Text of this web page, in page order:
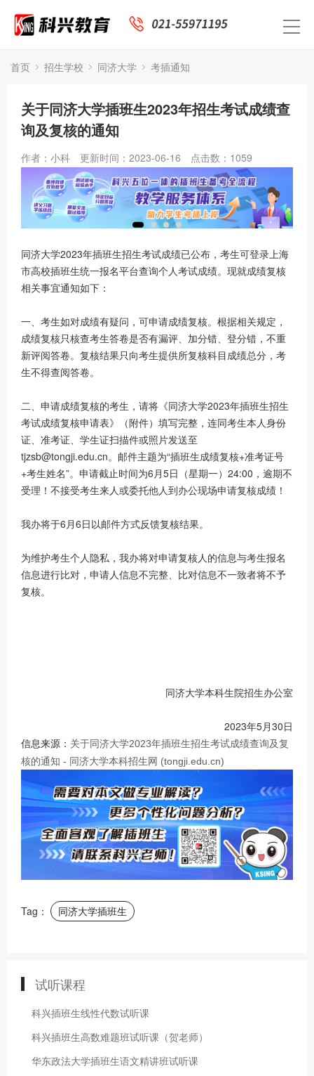
首页 招生学校 同济大学 考插通知
关于同济大学插班生2023年招生考试成绩查
询及复核的通知
作者：小科 更新时间：2023-06-16 点击数： 1059
同济大学2023年插班生招生考试成绩已公布，考生可登录上海
市高校插班生统一报名平台查询个人考试成绩。现就成绩复核
相关事宜通知如下：
一、考生如对成绩有疑问，可申请成绩复核。根据相关规定，
成绩复核只核查考生答卷是否有漏评、加分错、登分错，不重
新评阅答卷。复核结果只向考生提供所复核科目成绩总分，考
生不得查阅答卷。
二、申请成绩复核的考生，请将《同济大学2023年插班生招生
考试成绩复核申请表》（附件）填写完整，连同考生本人身份
证、准考证、学生证扫描件或照片发送至
tjzsb@tongji.edu.cn。邮件主题为“插班生成绩复核+准考证号
+考生姓名”。申请截止时间为6月5日（星期一）24:00，逾期不
受理！不接受考生来人或委托他人到办公现场申请复核成绩！
我办将于6月6日以邮件方式反馈复核结果。
为维护考生个人隐私，我办将对申请复核人的信息与考生报名
信息进行比对，申请人信息不完整、比对信息不一致者将不予
复核。
同济大学本科生院招生办公室
2023年5月30日
信息来源： 关于同济大学2023年插班生招生考试成绩查询及复
核的通知 - 同济大学本科招生网 (tongji.edu.cn)
Tag： 同济大学插班生
试听课程
科兴插班生线性代数试听课
科兴插班生高数难题班试听课（贺老师）
华东政法大学插班生语文精讲班试听课